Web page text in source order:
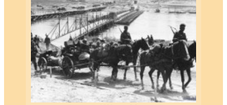
25.03.2018
Немецкие 75-мм пехотные пушки Le IG-18
на конной тяге входят на территорию СССР.
Эти пушки были впервые...
Forester